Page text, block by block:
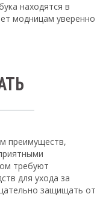
находятся в
модницам уверенно
преимуществ,
требуют
для ухода за
защищать от